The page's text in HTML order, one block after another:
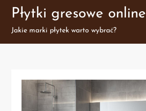
Skip
content
Płytki gresowe online
Jakie marki płytek warto wybrać?